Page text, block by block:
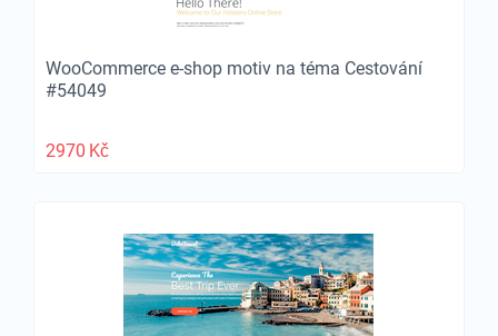
WooCommerce e-shop motiv na téma Cestování
#54049
2970 Kč